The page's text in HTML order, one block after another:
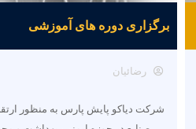
برگزاری دوره های آموزشی
رضائیان
شرکت دیاکو پایش پارس به منظور